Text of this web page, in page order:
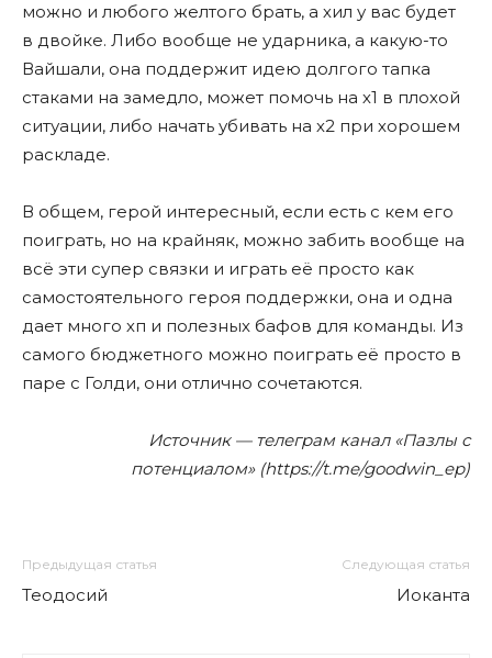
можно и любого желтого брать, а хил у вас будет
в двойке. Либо вообще не ударника, а какую-то
Вайшали, она поддержит идею долгого тапка
стаками на замедло, может помочь на х1 в плохой
ситуации, либо начать убивать на х2 при хорошем
раскладе.
В общем, герой интересный, если есть с кем его
поиграть, но на крайняк, можно забить вообще на
всë эти супер связки и играть еë просто как
самостоятельного героя поддержки, она и одна
дает много хп и полезных бафов для команды. Из
самого бюджетного можно поиграть еë просто в
паре с Голди, они отлично сочетаются.
Источник — телеграм канал «Пазлы с
потенциалом» (https://t.me/goodwin_ep)
Предыдущая статья
Теодосий
Следующая статья
Иоканта